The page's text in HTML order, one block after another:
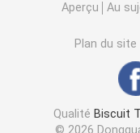
Étain de café en
Bidons vides de
Boîtes de
Aperçu Au
Plan du site
Qualité Biscuit
© 2026